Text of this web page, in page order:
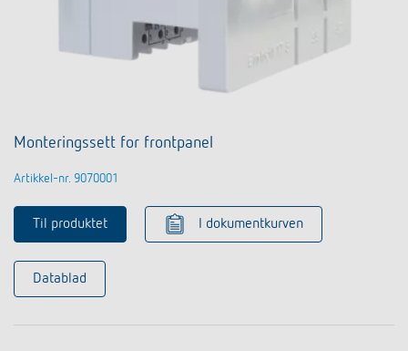
Monteringssett for frontpanel
Artikkel-nr. 9070001
Til produktet I dokumentkurven
Datablad